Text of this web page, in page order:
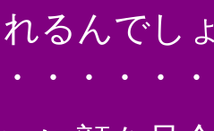
るんでし
・・・・・